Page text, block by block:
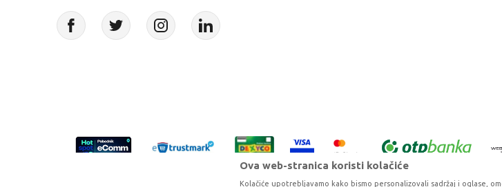
Ova web-stranica koristi kolačiće
Kolačiće upotrebljavamo kako bismo personalizovali sadržaj i oglase,